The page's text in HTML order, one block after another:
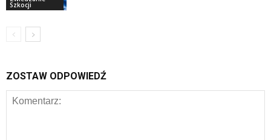
Szkocji
ZOSTAW ODPOWIEDŹ